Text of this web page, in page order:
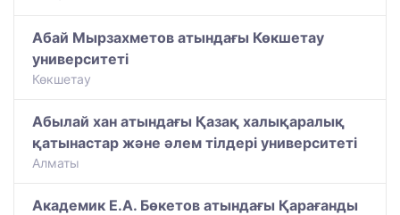
Абай Мырзахметов атындағы Көкшетау
университеті
Көкшетау
Абылай хан атындағы Қазақ халықаралық
қатынастар және әлем тілдері университеті
Алматы
Академик Е.А. Бөкетов атындағы Қарағанды